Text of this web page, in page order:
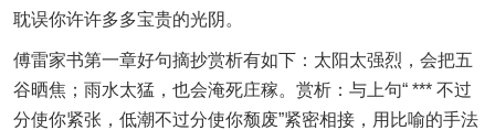
耽误你许许多多宝贵的光阴。
傅雷家书第一章好句摘抄赏析有如下：太阳太强烈，会把五
谷晒焦；雨水太猛，也会淹死庄稼。赏析：与上句“ *** 不过
分使你紧张，低潮不过分使你颓废”紧密相接，用比喻的手法